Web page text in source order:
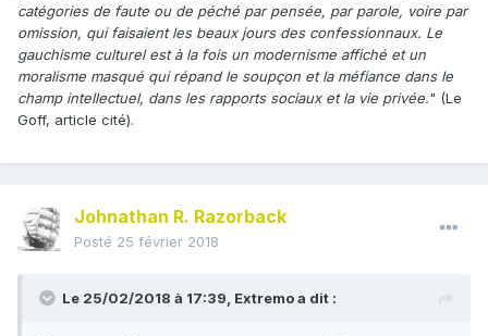
catégories de faute ou de péché par pensée, par parole, voire par
omission, qui faisaient les beaux jours des confessionnaux. Le
gauchisme culturel est à la fois un modernisme affiché et un
moralisme masqué qui répand le soupçon et la méfiance dans le
champ intellectuel, dans les rapports sociaux et la vie privée." (Le
Goff, article cité).
Johnathan R. Razorback
Posté 25 février 2018
Le 25/02/2018 à 17:39, Extremoa dit :